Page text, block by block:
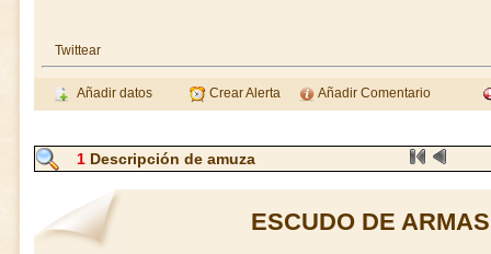
Twittear
Añadir datos Crear Alerta Añadir Comentario
1 Descripción de amuza
ESCUDO DE